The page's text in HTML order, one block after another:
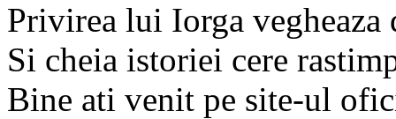
Privirea lui Iorga
Si cheia istoriei cere
Bine ati venit pe site-ul